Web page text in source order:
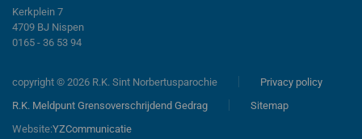
Kerkplein 7
4709 BJ Nispen
0165 - 36 53 94
copyright © 2026 R.K. Sint Norbertusparochie
Privacy policy
R.K. Meldpunt Grensoverschrijdend Gedrag
Sitemap
Website:YZCommunicatie